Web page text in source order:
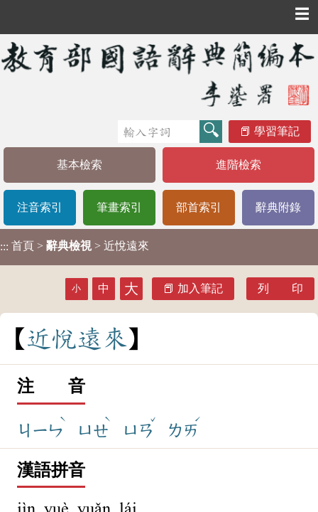
☰
學習筆記
基本檢索 進階檢索
注音索引 筆畫索引 部首索引 辭典附錄
::: 首頁 > 辭典檢視 > 近悅遠來
小 中 大 加入筆記 列 印
近悅遠 來
注 音
ㄐㄧㄣ
ˋ
ㄩㄝ
ˋ
ㄩㄢ
ˇ
ㄌㄞ
ˊ
漢語拼音